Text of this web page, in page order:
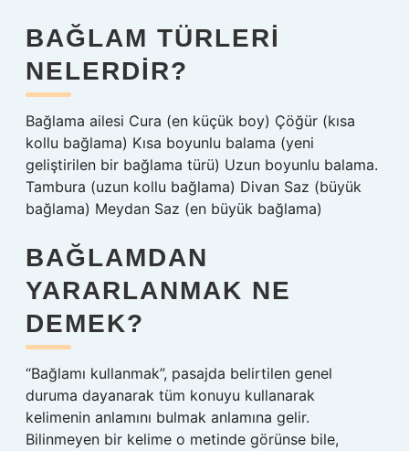
BAĞLAM TÜRLERI
NELERDIR?
Bağlama ailesi Cura (en küçük boy) Çöğür (kısa
kollu bağlama) Kısa boyunlu balama (yeni
geliştirilen bir bağlama türü) Uzun boyunlu balama.
Tambura (uzun kollu bağlama) Divan Saz (büyük
bağlama) Meydan Saz (en büyük bağlama)
BAĞLAMDAN
YARARLANMAK NE
DEMEK?
“Bağlamı kullanmak”, pasajda belirtilen genel
duruma dayanarak tüm konuyu kullanarak
kelimenin anlamını bulmak anlamına gelir.
Bilinmeyen bir kelime o metinde görünse bile,